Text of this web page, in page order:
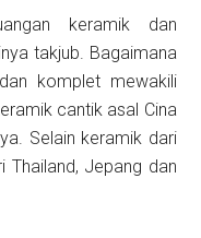
keramik dan
takjub. Bagaimana
komplet mewakili
cantik asal Cina
Selain keramik dari
Thailand, Jepang dan